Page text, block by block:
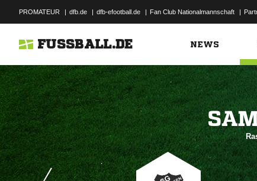
PROMATEUR | dfb.de | dfb-efootball.de | Fan Club Nationalmannschaft |
FUSSBALL.DE NEWS